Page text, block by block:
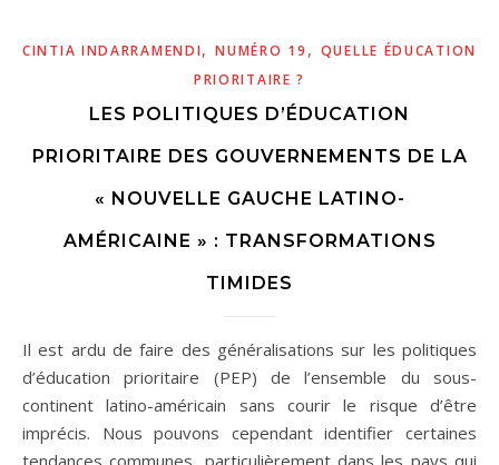
CINTIA INDARRAMENDI,NUMÉRO 19 , QUELLE ÉDUCATION
PRIORITAIRE ?
LES POLITIQUES D’ÉDUCATION
PRIORITAIRE DES GOUVERNEMENTS DE LA
« NOUVELLE GAUCHE LATINO-
AMÉRICAINE » : TRANSFORMATIONS
TIMIDES
Il est ardu de faire des généralisations sur les politiques
d’éducation prioritaire (PEP) de l’ensemble du sous-
continent latino-américain sans courir le risque d’être
imprécis. Nous pouvons cependant identifier certaines
tendances communes, particulièrement dans les pays qui